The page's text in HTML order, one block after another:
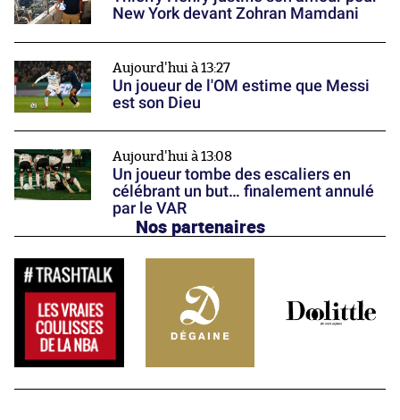
New York devant Zohran Mamdani
Aujourd'hui à 13:27
Un joueur de l'OM estime que Messi
est son Dieu
Aujourd'hui à 13:08
Un joueur tombe des escaliers en
célébrant un but… finalement annulé
par le VAR
Nos partenaires